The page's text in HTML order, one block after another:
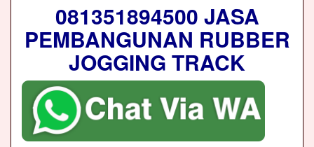
081351894500 JASA
PEMBANGUNAN RUBBER
JOGGING TRACK